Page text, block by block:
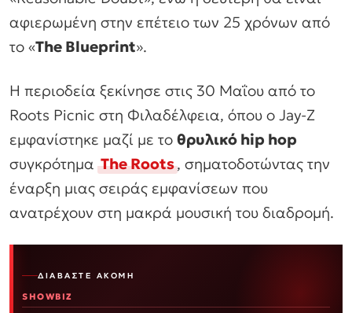
αφιερωμένη στην επέτειο των 25 χρόνων από
το «The Blueprint».
Η περιοδεία ξεκίνησε στις 30 Μαΐου από το
Roots Picnic στη Φιλαδέλφεια, όπου ο Jay-Z
εμφανίστηκε μαζί με το θρυλικό hip hop
συγκρότημαThe Roots, σηματοδοτώντας την
έναρξη μιας σειράς εμφανίσεων που
ανατρέχουν στη μακρά μουσική του διαδρομή.
ΔΙΑΒΆΣΤΕ ΑΚΌΜΗ
SHOWBIZ